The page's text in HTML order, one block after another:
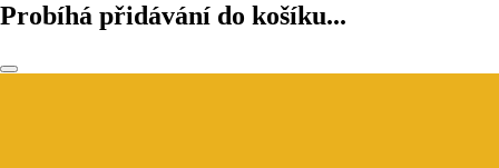
Probíhá přidávání do košíku...